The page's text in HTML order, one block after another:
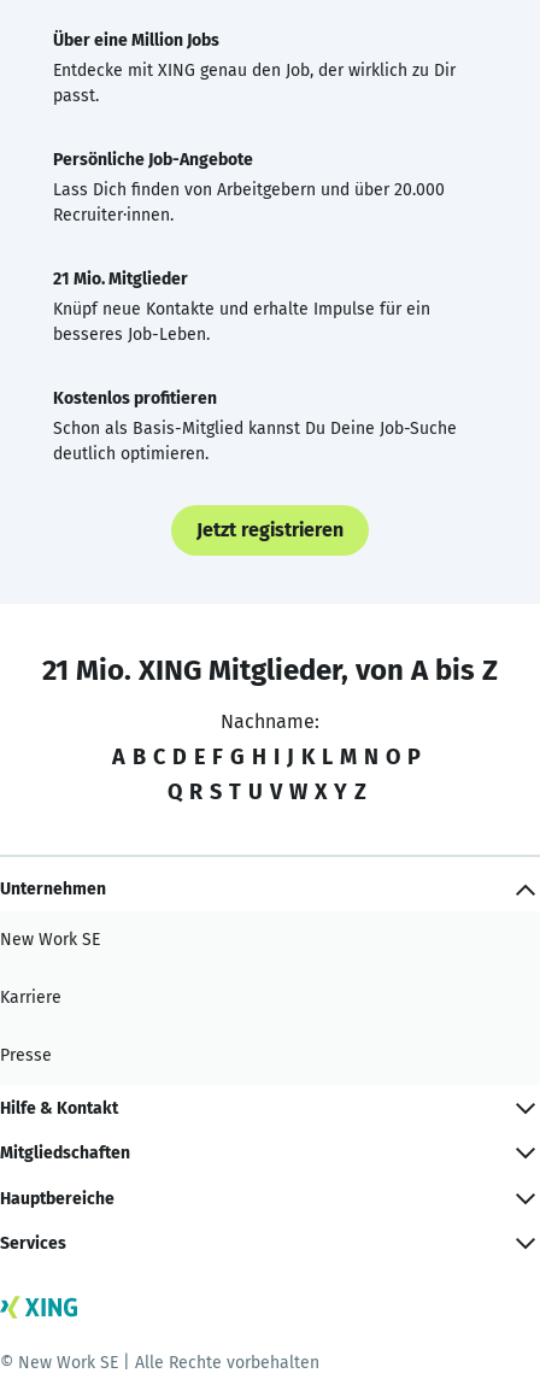
Über eine Million Jobs
Entdecke mit XING genau den Job, der wirklich zu Dir
passt.
Persönliche Job-Angebote
Lass Dich finden von Arbeitgebern und über 20.000
Recruiter·innen.
21 Mio. Mitglieder
Knüpf neue Kontakte und erhalte Impulse für ein
besseres Job-Leben.
Kostenlos profitieren
Schon als Basis-Mitglied kannst Du Deine Job-Suche
deutlich optimieren.
Jetzt registrieren
21 Mio. XING Mitglieder, von A bis Z
Nachname:
A B C D E F G H I J K L M N O P
Q R S T U V W X Y Z
Unternehmen
New Work SE
Karriere
Presse
Hilfe & Kontakt
Mitgliedschaften
Hauptbereiche
Services
© New Work SE | Alle Rechte vorbehalten